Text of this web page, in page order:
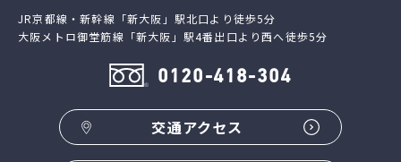
JR京都線・新幹線「新大阪」駅北口より徒歩5分
大阪メトロ御堂筋線「新大阪」駅4番出口より西へ徒歩5分
0120-418-304
交通アクセス